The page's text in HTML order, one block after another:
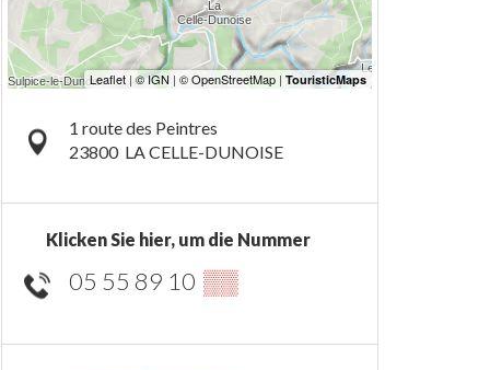
1 route des Peintres
23800 LA CELLE-DUNOISE
Klicken Sie hier, um die Nummer
05 55 89 10 ▒▒